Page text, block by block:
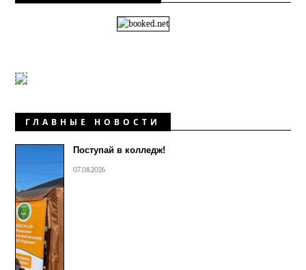
ГЛАВНЫЕ НОВОСТИ
Поступай в колледж!
07.08.2026